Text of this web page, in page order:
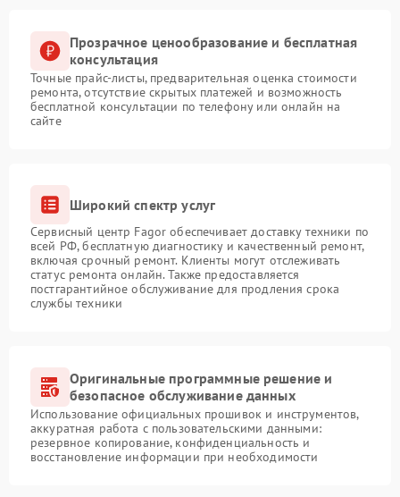
Прозрачное ценообразование и бесплатная
консультация
Точные прайс-листы, предварительная оценка стоимости
ремонта, отсутствие скрытых платежей и возможность
бесплатной консультации по телефону или онлайн на
сайте
Широкий спектр услуг
Сервисный центр Fagor обеспечивает доставку техники по
всей РФ, бесплатную диагностику и качественный ремонт,
включая срочный ремонт. Клиенты могут отслеживать
статус ремонта онлайн. Также предоставляется
постгарантийное обслуживание для продления срока
службы техники
Оригинальные программные решение и
безопасное обслуживание данных
Использование официальных прошивок и инструментов,
аккуратная работа с пользовательскими данными:
резервное копирование, конфиденциальность и
восстановление информации при необходимости